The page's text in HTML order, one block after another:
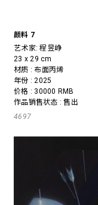
颜料 7
艺术家:程昱峥
23 x 29 cm
材质 : 布面丙烯
年份 : 2025
价格 : 30000 RMB
作品销售状态 : 售出
4697